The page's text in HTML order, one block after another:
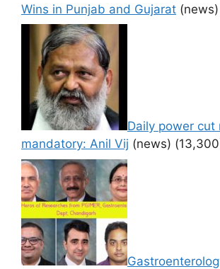
Wins in Punjab and Gujarat (news)
Daily power cut
mandatory: Anil Vij (news)